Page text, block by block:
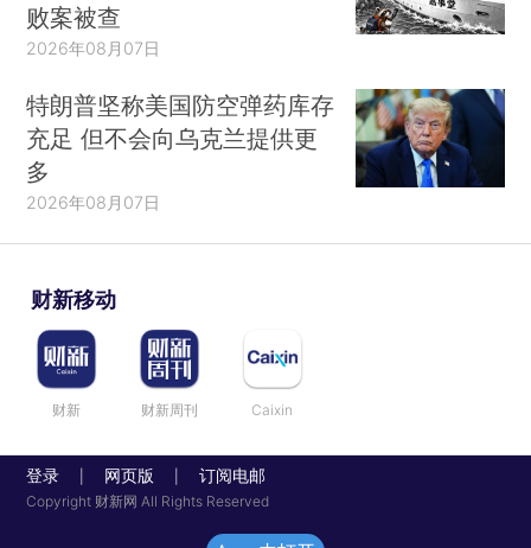
败案被查
2026年08月07日
特朗普坚称美国防空弹药库存
充足 但不会向乌克兰提供更
多
2026年08月07日
财新移动
财新 财新周刊 Caixin
登录 网页版 订阅电邮
Copyright 财新网 All Rights Reserved